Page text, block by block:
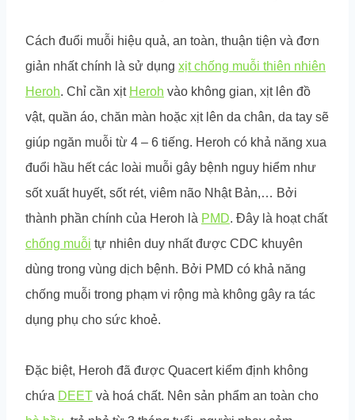
Cách đuổi muỗi hiệu quả, an toàn, thuận tiện và đơn
giản nhất chính là sử dụng xịt chống muỗi thiên nhiên
Heroh. Chỉ cần xịt Heroh vào không gian, xịt lên đồ
vật, quần áo, chăn màn hoặc xịt lên da chân, da tay sẽ
giúp ngăn muỗi từ 4 – 6 tiếng. Heroh có khả năng xua
đuổi hầu hết các loài muỗi gây bệnh nguy hiểm như
sốt xuất huyết, sốt rét, viêm não Nhật Bản,… Bởi
thành phần chính của Heroh là PMD. Đây là hoạt chất
chống muỗi tự nhiên duy nhất được CDC khuyên
dùng trong vùng dịch bệnh. Bởi PMD có khả năng
chống muỗi trong phạm vi rộng mà không gây ra tác
dụng phụ cho sức khoẻ.
Đặc biệt, Heroh đã được Quacert kiểm định không
chứa DEET và hoá chất. Nên sản phẩm an toàn cho